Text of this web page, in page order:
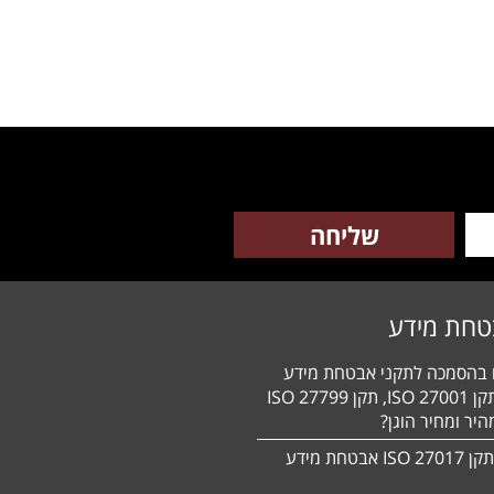
מידע
בהסמכה לתקני אבטחת מידע
ומחיר הוגן?
הסמכה לתקן 27017 ISO אבטחת מידע